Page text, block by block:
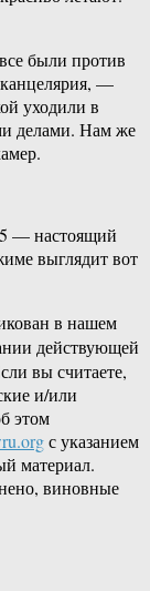
были против
канцелярия, —
уходили в
делами. Нам же
— настоящий
выглядит вот
в нашем
действующей
вы считаете,
и/или
этом
с указанием
материал.
виновные